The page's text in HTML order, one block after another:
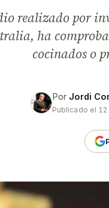
realizado por
ha
cocinados o
Por Jordi
Publicado el